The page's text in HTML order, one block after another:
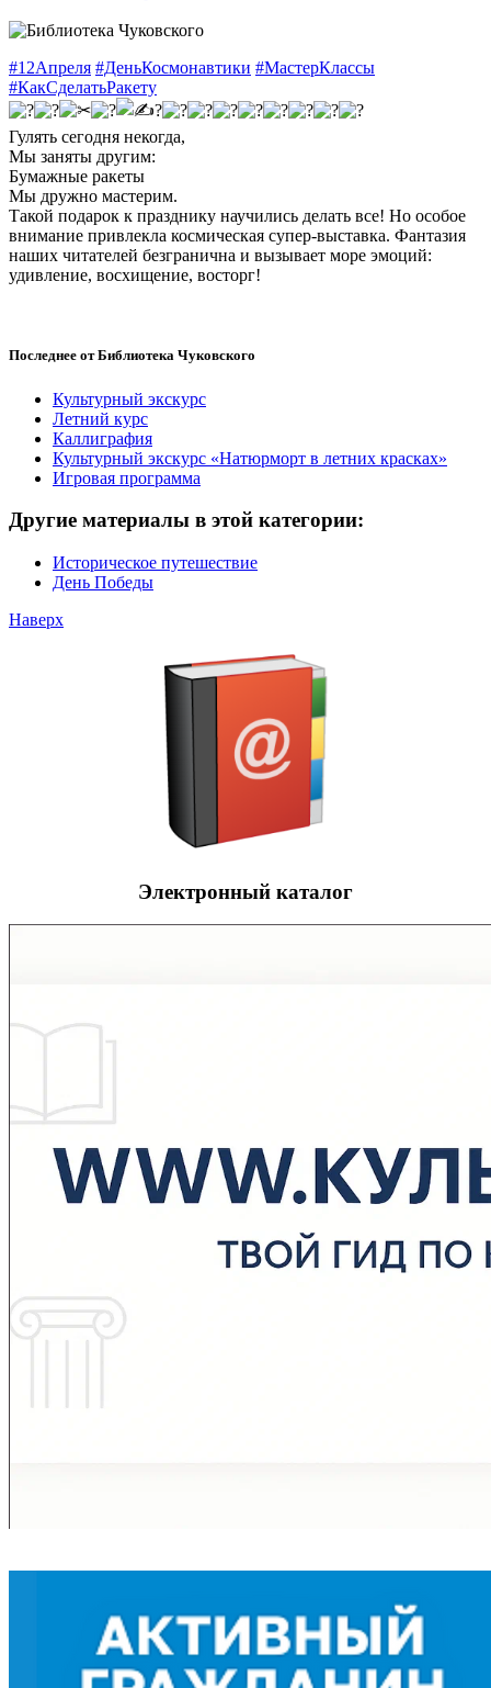
#12Апреля #ДеньКосмонавтики #МастерКлассы
#КакСделатьРакету
Гулять сегодня некогда,
Мы заняты другим:
Бумажные ракеты
Мы дружно мастерим.
Такой подарок к празднику научились делать все! Но особое
внимание привлекла космическая супер-выставка. Фантазия
наших читателей безгранична и вызывает море эмоций:
удивление, восхищение, восторг!
Последнее от Библиотека Чуковского
Культурный экскурс
Летний курс
Каллиграфия
Культурный экскурс «Натюрморт в летних красках»
Игровая программа
Другие материалы в этой категории:
Историческое путешествие
День Победы
Наверх
Электронный каталог